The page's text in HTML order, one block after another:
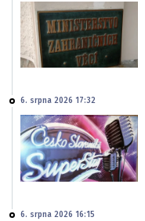
6. srpna 2026 17:32
6. srpna 2026 16:15